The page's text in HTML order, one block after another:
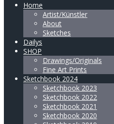
Home
Artist/Künstler
About
Sketches
Dailys
SHOP
Drawings/Originals
Fine Art Prints
Sketchbook 2024
Sketchbook 2023
Sketchbook 2022
Sketchbook 2021
Sketchbook 2020